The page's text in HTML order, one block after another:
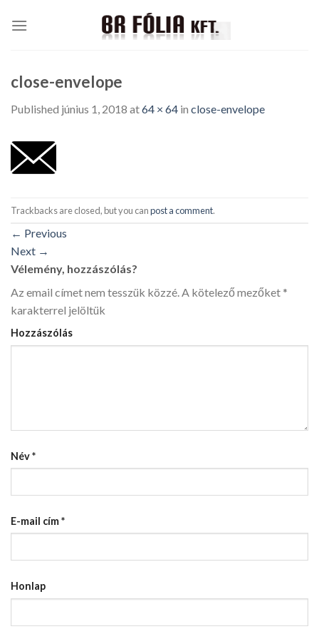
close-envelope
Published június 1, 2018 at64 × 64 in close-envelope
Trackbacks are closed, but you canpost a comment.
← Previous
Next →
Vélemény, hozzászólás?
Az email címet nem tesszük közzé.A kötelező mezőket *
karakterrel jelöltük
Hozzászólás
Név*
E-mail cím*
Honlap